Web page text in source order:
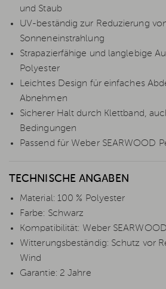
und Staub
UV-beständig zur Reduzierung
Sonneneinstrahlung
Strapazierfähige und langlebige
Polyester
Leichtes Design für einfaches
Abnehmen
Sicherer Halt durch Klettband,
Bedingungen
Passend für Weber SEARWOOD
TECHNISCHE ANGABEN
Material: 100 % Polyester
Farbe: Schwarz
Kompatibilität: Weber
Witterungsbeständig: Schutz vor
Wind
Garantie: 2 Jahre